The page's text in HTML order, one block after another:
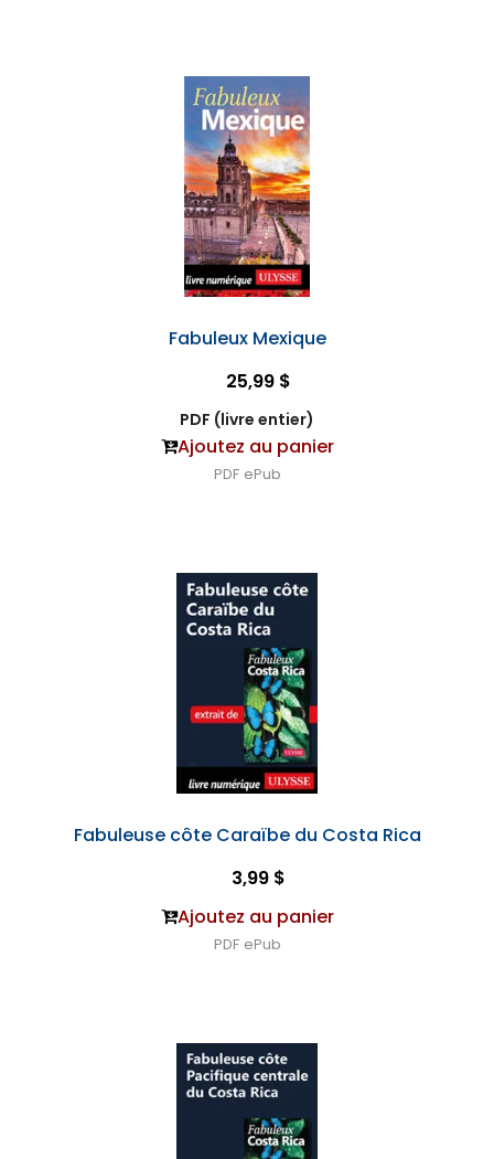
Fabuleux Mexique
25,99 $
PDF (livre entier)
Ajoutez au panier
PDF ePub
Fabuleuse côte Caraïbe du Costa Rica
3,99 $
Ajoutez au panier
PDF ePub